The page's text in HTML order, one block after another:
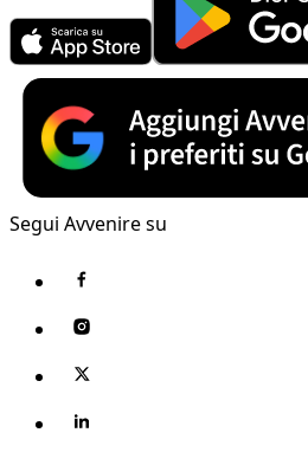
Segui Avvenire su